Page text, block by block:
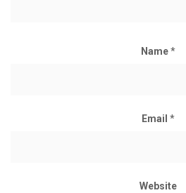
Name*
Email *
Website